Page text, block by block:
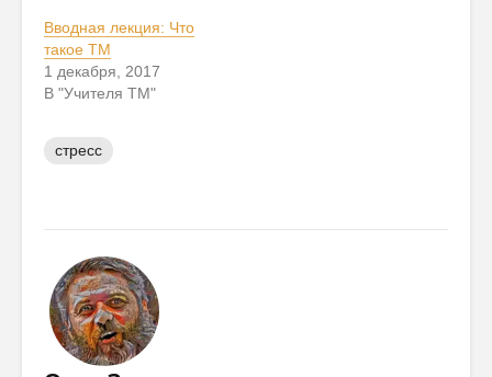
Вводная лекция: Что
такое ТМ
1 декабря, 2017
В "Учителя ТМ"
стресс